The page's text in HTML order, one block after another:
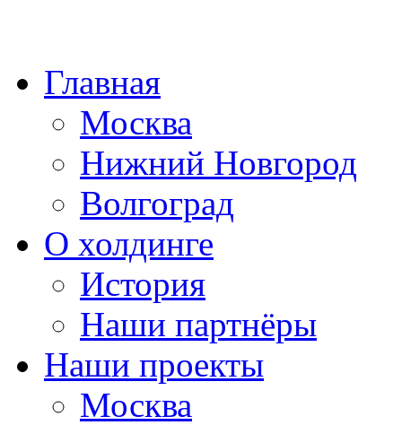
Главная
Москва
Нижний Новгород
Волгоград
О холдинге
История
Наши партнёры
Наши проекты
Москва